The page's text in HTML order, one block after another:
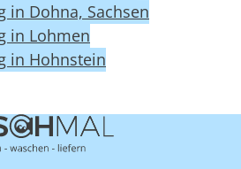
in Dohna, Sachsen
in Lohmen
in Hohnstein